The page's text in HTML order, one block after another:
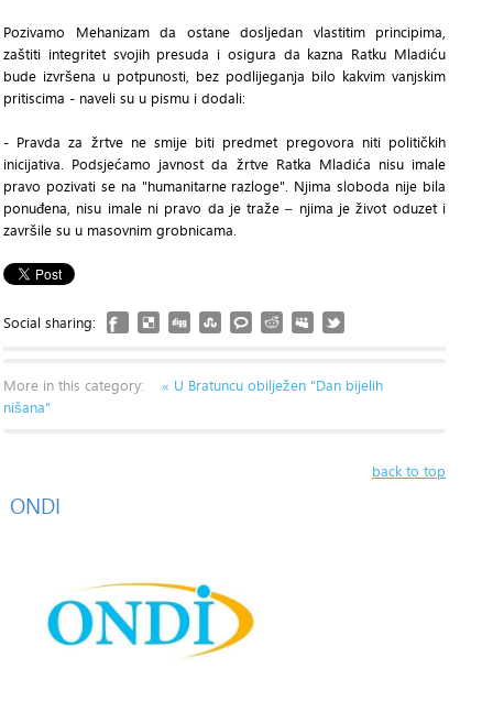
Pozivamo Mehanizam da ostane dosljedan vlastitim principima,
zaštiti integritet svojih presuda i osigura da kazna Ratku Mladiću
bude izvršena u potpunosti, bez podlijeganja bilo kakvim vanjskim
pritiscima - naveli su u pismu i dodali:
- Pravda za žrtve ne smije biti predmet pregovora niti političkih
inicijativa. Podsjećamo javnost da žrtve Ratka Mladića nisu imale
pravo pozivati se na "humanitarne razloge". Njima sloboda nije bila
ponuđena, nisu imale ni pravo da je traže – njima je život oduzet i
završile su u masovnim grobnicama.
Social sharing:
More in this category:
« U Bratuncu obilježen "Dan bijelih
nišana"
back to top
ONDI